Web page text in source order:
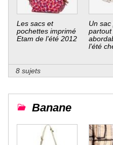
Les sacs et
pochettes imprimé
Etam de l’été 2012
Un
partout
l’été
8 sujets
Banane